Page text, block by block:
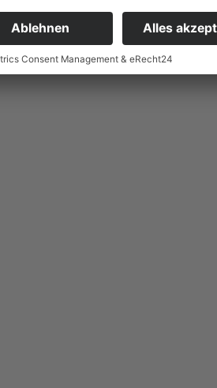
einen von beiden
nicht erreichen zu können.
Schwierigkeiten,
Und nicht nur zweckmäßig